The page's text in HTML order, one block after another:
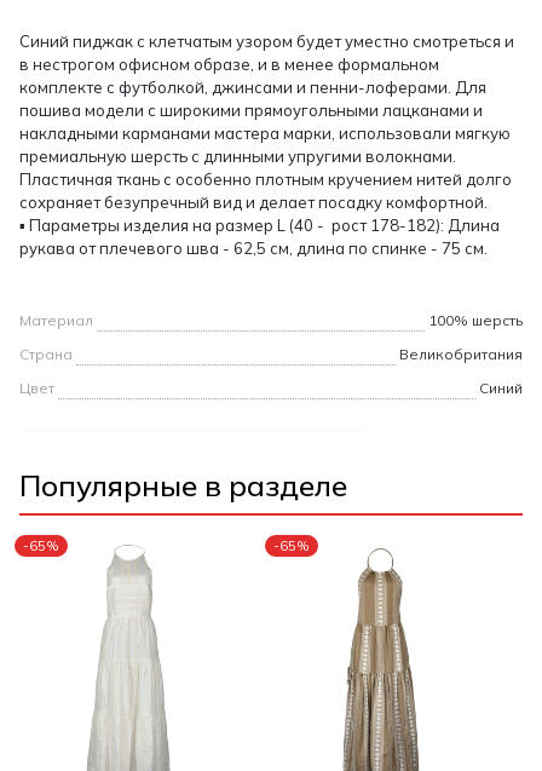
Синий пиджак с клетчатым узором будет уместно смотреться и
в нестрогом офисном образе, и в менее формальном
комплекте с футболкой, джинсами и пенни-лоферами. Для
пошива модели с широкими прямоугольными лацканами и
накладными карманами мастера марки, использовали мягкую
премиальную шерсть с длинными упругими волокнами.
Пластичная ткань с особенно плотным кручением нитей долго
сохраняет безупречный вид и делает посадку комфортной.
▪ Параметры изделия на размер L (40 - рост 178-182): Длина
рукава от плечевого шва - 62,5 см, длина по спинке - 75 см.
Материал
100% шерсть
Страна
Великобритания
Цвет
Синий
Популярные в разделе
-65% -65%